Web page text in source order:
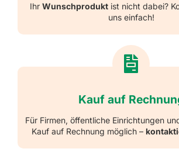
Ihr Wunschproduktist nicht dabei?
uns einfach!
Kauf auf
Für Firmen, öffentliche Einrichtungen
Kauf auf Rechnung möglich –